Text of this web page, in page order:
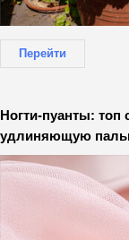
Перейти
Ногти-пуанты: топ
удлиняющую